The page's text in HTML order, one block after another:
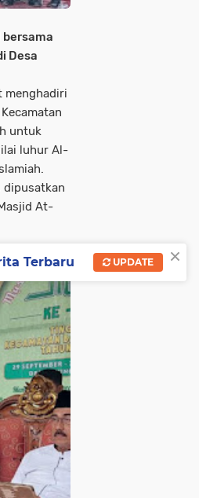
bersama
Desa
menghadiri
untuk
luhur Al-
dipusatkan
At-
×
Terbaru UPDATE